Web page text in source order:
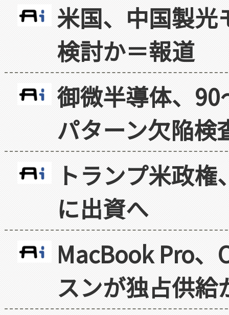
米国、中国製光
検討か＝報道
御微半導体、
パターン欠陥検
トランプ米政
に出資へ
MacBook Pro
スンが独占供給